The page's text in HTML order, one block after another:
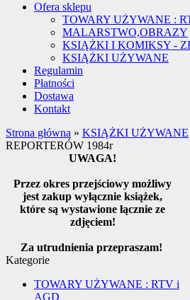
Ofera sklepu
TOWARY UŻYWANE :
MALARSTWO,OBRAZY
KSIĄŻKI I KOMIKSY -
KSIĄŻKI UŻYWANE
Regulamin
Płatności
Dostawa
Kontakt
Strona główna » KSIĄŻKI UŻYWANE
REPORTERÓW 1984r
UWAGA!
Przez okres przejściowy możliwy
jest zakup wyłącznie książek,
które są wystawione łącznie ze
zdjęciem!
Za utrudnienia przepraszam!
Kategorie
TOWARY UŻYWANE : RTV i
AGD